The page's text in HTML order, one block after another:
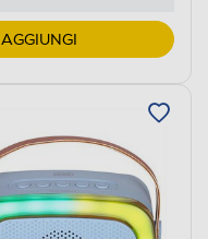
AGGIUNGI